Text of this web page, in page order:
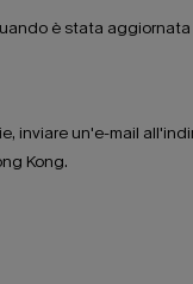
è stata
un'e-mail
Kong.